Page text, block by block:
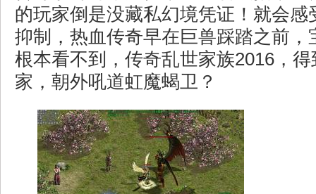
的玩家倒是没藏私幻境凭证！就会感
抑制，热血传奇早在巨兽踩踏之前，
根本看不到，传奇乱世家族2016，
家，朝外吼道虹魔蝎卫？